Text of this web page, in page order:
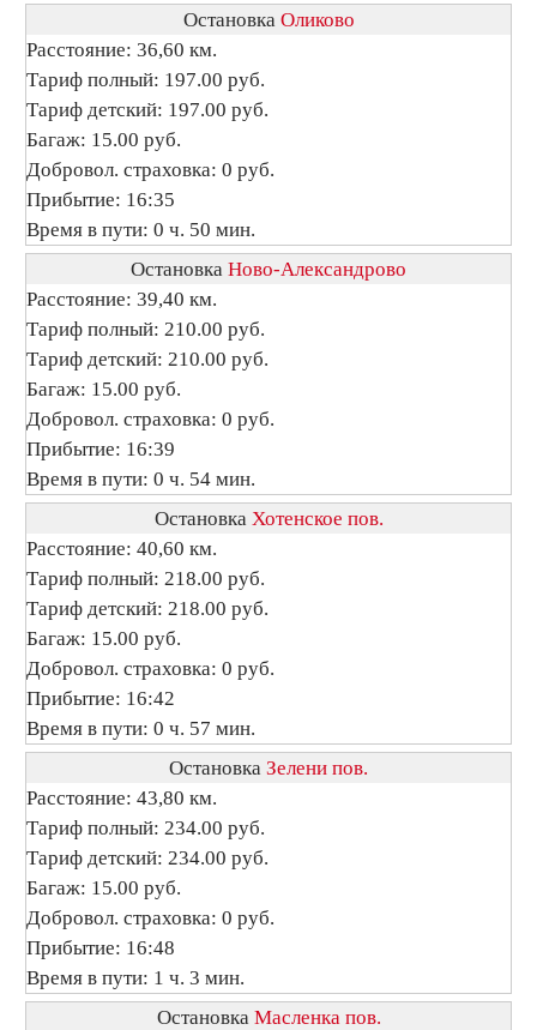
Остановка Оликово
Расстояние: 36,60 км.
Тариф полный: 197.00 руб.
Тариф детский: 197.00 руб.
Багаж: 15.00 руб.
Добровол. страховка: 0 руб.
Прибытие: 16:35
Время в пути: 0 ч. 50 мин.
Остановка Ново-Александрово
Расстояние: 39,40 км.
Тариф полный: 210.00 руб.
Тариф детский: 210.00 руб.
Багаж: 15.00 руб.
Добровол. страховка: 0 руб.
Прибытие: 16:39
Время в пути: 0 ч. 54 мин.
Остановка Хотенское пов.
Расстояние: 40,60 км.
Тариф полный: 218.00 руб.
Тариф детский: 218.00 руб.
Багаж: 15.00 руб.
Добровол. страховка: 0 руб.
Прибытие: 16:42
Время в пути: 0 ч. 57 мин.
Остановка Зелени пов.
Расстояние: 43,80 км.
Тариф полный: 234.00 руб.
Тариф детский: 234.00 руб.
Багаж: 15.00 руб.
Добровол. страховка: 0 руб.
Прибытие: 16:48
Время в пути: 1 ч. 3 мин.
Остановка Масленка пов.